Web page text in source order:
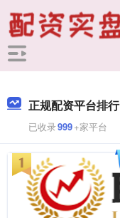
正规配资平台排行
已收录999+家平台